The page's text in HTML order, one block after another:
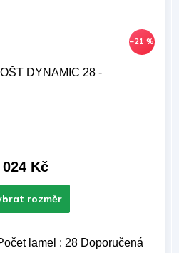
–21 %
DYNAMIC 28 -
024 Kč
lamel : 28 Doporučená